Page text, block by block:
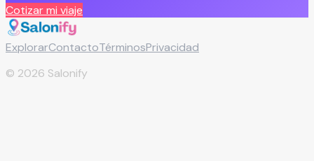
Cotizar mi viaje
ExplorarContactoTérminosPrivacidad
© 2026 Salonify